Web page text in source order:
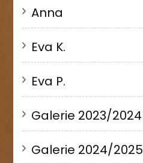
Anna
Eva K.
Eva P.
Galerie 2023/2024
Galerie 2024/2025